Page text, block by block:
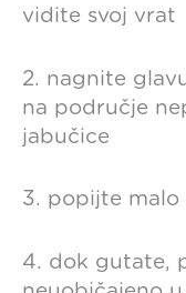
vidite svoj vrat
2. nagnite
na područje
jabučice
3. popijte malo
4. dok gutate,